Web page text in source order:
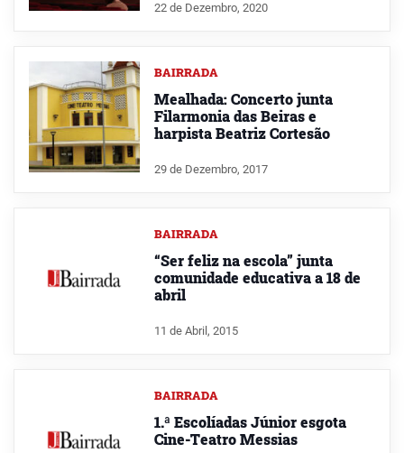
22 de Dezembro, 2020
BAIRRADA
Mealhada: Concerto junta
Filarmonia das Beiras e
harpista Beatriz Cortesão
29 de Dezembro, 2017
BAIRRADA
“Ser feliz na escola” junta
comunidade educativa a 18 de
abril
11 de Abril, 2015
BAIRRADA
1.ª Escolíadas Júnior esgota
Cine-Teatro Messias